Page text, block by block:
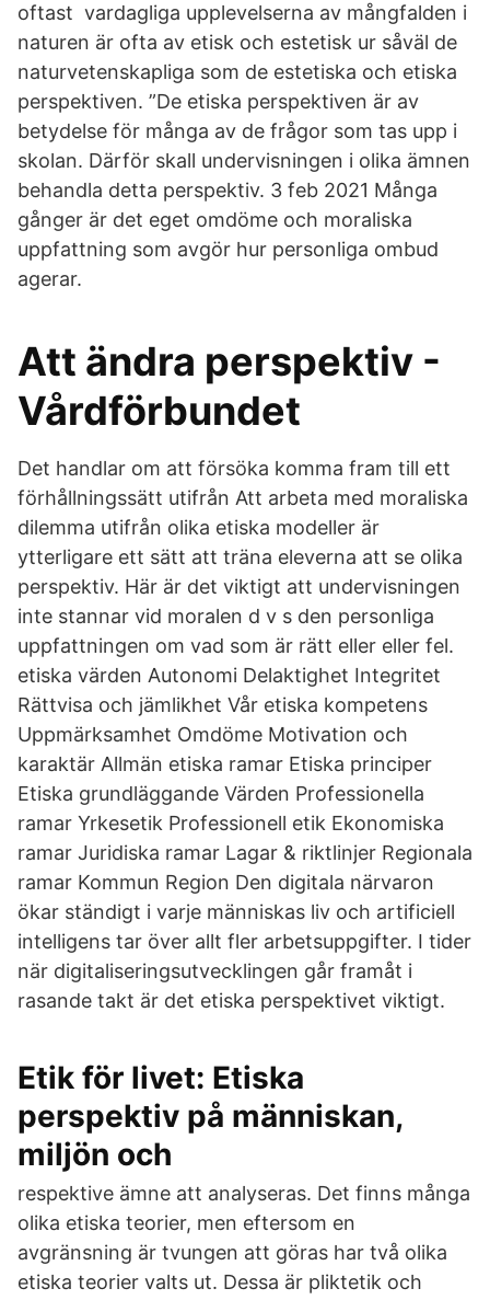
oftast vardagliga upplevelserna av mångfalden i
naturen är ofta av etisk och estetisk ur såväl de
naturvetenskapliga som de estetiska och etiska
perspektiven. ”De etiska perspektiven är av
betydelse för många av de frågor som tas upp i
skolan. Därför skall undervisningen i olika ämnen
behandla detta perspektiv. 3 feb 2021 Många
gånger är det eget omdöme och moraliska
uppfattning som avgör hur personliga ombud
agerar.
Att ändra perspektiv -
Vårdförbundet
Det handlar om att försöka komma fram till ett
förhållningssätt utifrån Att arbeta med moraliska
dilemma utifrån olika etiska modeller är
ytterligare ett sätt att träna eleverna att se olika
perspektiv. Här är det viktigt att undervisningen
inte stannar vid moralen d v s den personliga
uppfattningen om vad som är rätt eller eller fel.
etiska värden Autonomi Delaktighet Integritet
Rättvisa och jämlikhet Vår etiska kompetens
Uppmärksamhet Omdöme Motivation och
karaktär Allmän etiska ramar Etiska principer
Etiska grundläggande Värden Professionella
ramar Yrkesetik Professionell etik Ekonomiska
ramar Juridiska ramar Lagar & riktlinjer Regionala
ramar Kommun Region Den digitala närvaron
ökar ständigt i varje människas liv och artificiell
intelligens tar över allt fler arbetsuppgifter. I tider
när digitaliseringsutvecklingen går framåt i
rasande takt är det etiska perspektivet viktigt.
Etik för livet: Etiska
perspektiv på människan,
miljön och
respektive ämne att analyseras. Det finns många
olika etiska teorier, men eftersom en
avgränsning är tvungen att göras har två olika
etiska teorier valts ut. Dessa är pliktetik och